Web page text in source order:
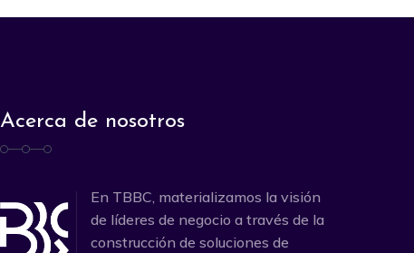
Acerca de nosotros
En TBBC, materializamos la visión
de líderes de negocio a través de la
construcción de soluciones de